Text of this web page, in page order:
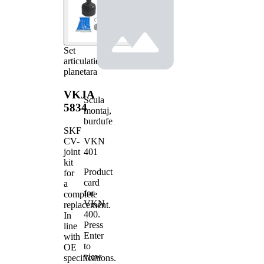
Set
articulatie,
planetara
VKJA
5834
SKF
CV-
joint
kit
for
a
complete
replacement.
In
line
with
OE
specifications.
Scula
montaj,
burdufe
VKN
401
Product
card
for
VKN
400.
Press
Enter
to
view